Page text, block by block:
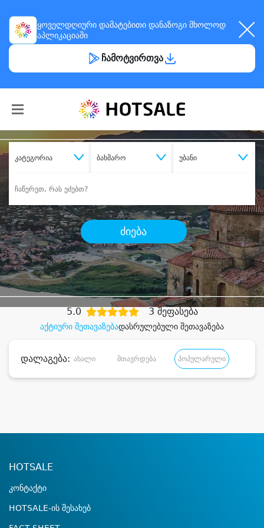
ყოველდღიური დამატებითი დანაზოგი მხოლოდ
აპლიკაციაში
ჩამოტვირთვა
კატეგორია ბახმარო უბანი
ძიება
შეიძინესასურველი მომსახურება
დიდი დანაზოგით
აქტიური შეთავაზებადასრულებული შეთავაზება
5.0 3 შეფასება
დალაგება: ახალი მთავრდება პოპულარული
HOTSALE
კონტაქტი
HOTSALE-ის შესახებ